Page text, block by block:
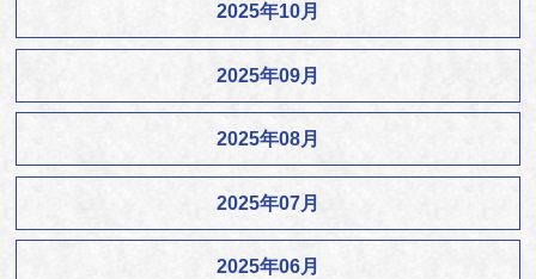
2025年10月
2025年09月
2025年08月
2025年07月
2025年06月